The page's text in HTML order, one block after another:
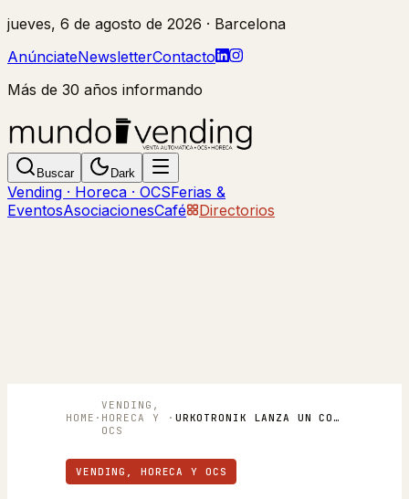
jueves, 6 de agosto de 2026 · Barcelona
AnúnciateNewsletterContacto
Más de 30 años informando
Buscar Dark
Vending · Horeca · OCSFerias &
EventosAsociacionesCafé Directorios
HOME ·
VENDING,
HORECA Y
OCS
· URKOTRONIK LANZA UN CONCURSO DE VENDING PARA APOYAR EL EMPRENDIMIENTO
VENDING, HORECA Y OCS